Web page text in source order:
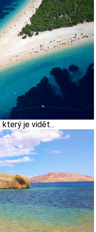
který je vidět...